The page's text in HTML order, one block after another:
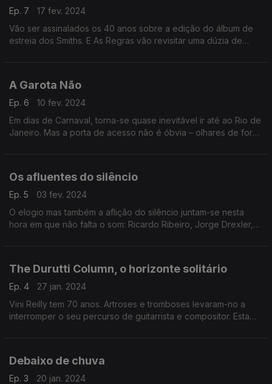
Ep. 7
17 fev. 2024
Vão ser assinalados os 40 anos sobre a edição do álbum de
estreia dos Smiths. E As Regras vão revisitar uma dúzia de
A Garota Não
Ep. 6
10 fev. 2024
Em dias de Carnaval, torna-se quase inevitável ir até ao Rio de
Janeiro. Mas a porta de acesso não é óbvia – olhares de fora
Os afluentes do silêncio
Ep. 5
03 fev. 2024
O elogio mas também a aflição do silêncio juntam-se nesta
hora em que não falta o som: Ricardo Ribeiro, Jorge Drexler,
The Durutti Column, o horizonte solitário
Ep. 4
27 jan. 2024
Vini Reilly tem 70 anos. Artroses e tromboses levaram-no a
interromper o seu percurso de guitarrista e compositor. Esta
Debaixo de chuva
Ep. 3
20 jan. 2024